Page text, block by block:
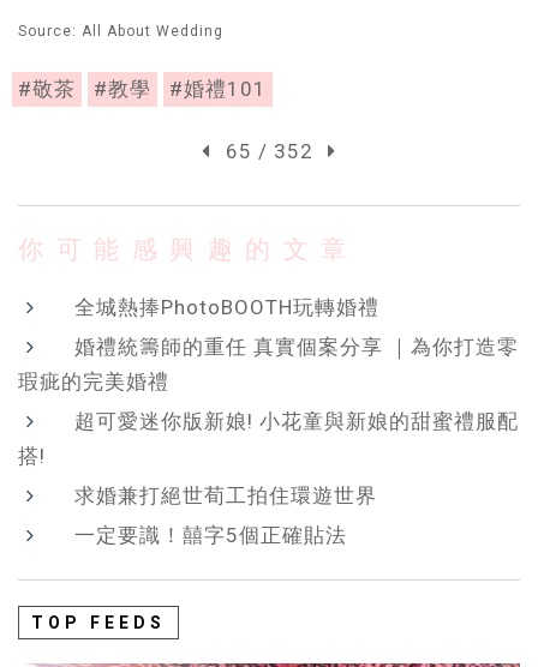
Source: All About Wedding
#敬茶 #教學 #婚禮101
65 / 352
你可能感興趣的文章
全城熱捧PhotoBOOTH玩轉婚禮
婚禮統籌師的重任 真實個案分享 ｜為你打造零
瑕疵的完美婚禮
超可愛迷你版新娘! 小花童與新娘的甜蜜禮服配
搭!
求婚兼打絕世荀工拍住環遊世界
一定要識！囍字5個正確貼法
TOP FEEDS